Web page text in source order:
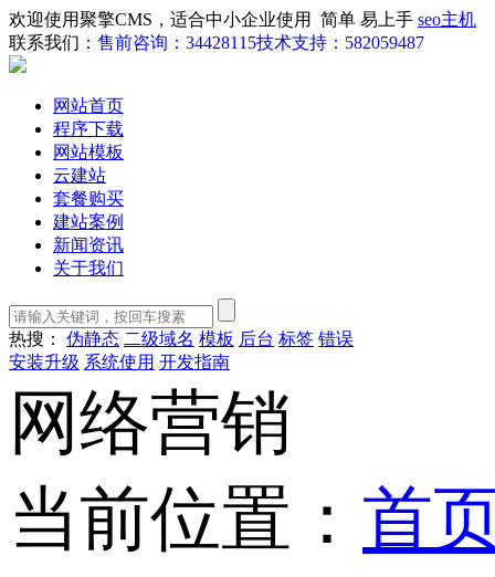
欢迎使用聚擎CMS，适合中小企业使用 简单 易上手 seo主机
联系我们： 售前咨询：34428115技术支持：582059487
网站首页
程序下载
网站模板
云建站
套餐购买
建站案例
新闻资讯
关于我们
热搜： 伪静态 二级域名 模板 后台 标签 错误
安装升级 系统使用 开发指南
网络营销
当前位置： 首